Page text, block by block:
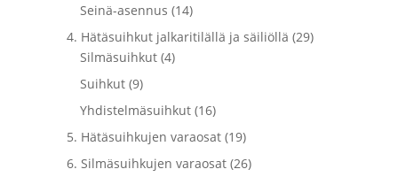
Seinä-asennus (14)
4. Hätäsuihkut jalkaritilällä ja säiliöllä (29)
Silmäsuihkut (4)
Suihkut (9)
Yhdistelmäsuihkut (16)
5. Hätäsuihkujen varaosat (19)
6. Silmäsuihkujen varaosat (26)